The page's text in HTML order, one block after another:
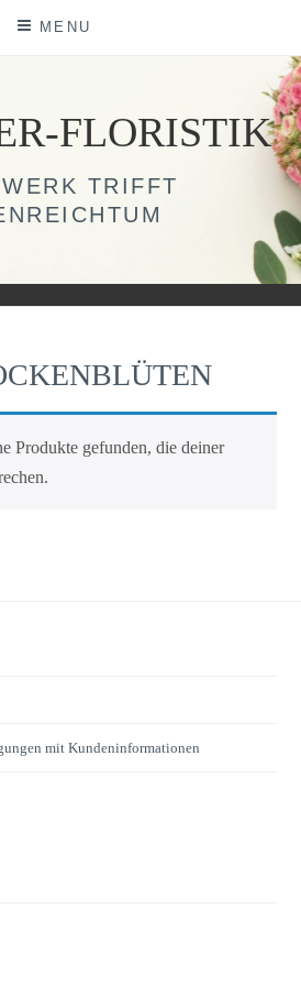
MENU
FLORISTIK
TRIFFT
Produkte gefunden, die deiner
mit Kundeninformationen